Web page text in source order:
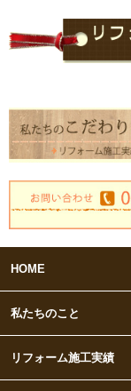
HOME
私たちのこと
リフォーム施工実績